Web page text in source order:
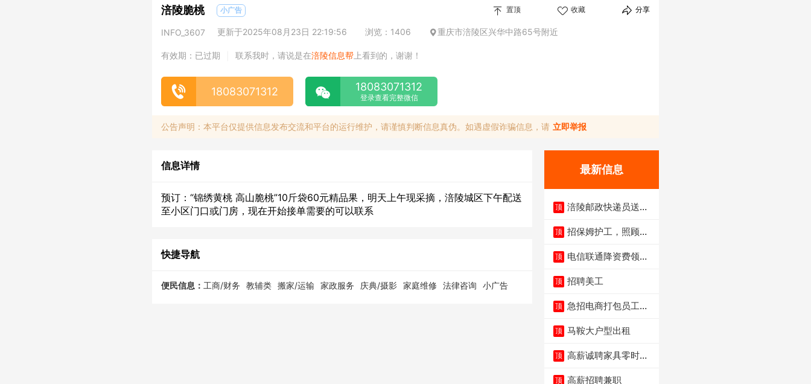
涪陵脆桃 小广告 置顶 收藏 分享
INFO_3607 更新于2025年08月23日 22:19:56 浏览：1406 重庆市涪陵区兴华中路65号附近
有效期：已过期 联系我时，请说是在涪陵信息帮 上看到的，谢谢！
18083071312 18083071312
登录查看完整微信
公告声明：本平台仅提供信息发布交流和平台的运行维护，请谨慎判断信息真伪。如遇虚假诈骗信息，请 立即举报
信息详情
预订：“锦绣黄桃 高山脆桃”10斤袋60元精品果，明天上午现采摘，涪陵城区下午配送
至小区门口或门房，现在开始接单需要的可以联系
快捷导航
便民信息： 工商/财务 教辅类 搬家/运输 家政服务 庆典/摄影 家庭维修 法律咨询 小广告
最新信息
顶 涪陵邮政快递员送货
顶 招保姆护工，照顾病
顶 电信联通降资费领价
顶 招聘美工
顶 急招电商打包员工作
顶 马鞍大户型出租
顶 高薪诚聘家具零时促
顶 高薪招聘兼职